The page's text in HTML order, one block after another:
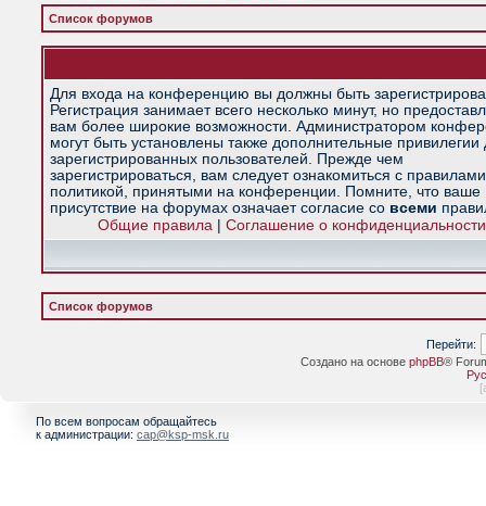
Список форумов
Для входа на конференцию вы должны быть
Регистрация занимает всего несколько минут, но
вам более широкие возможности. Администратором
могут быть установлены также дополнительные привилегии
зарегистрированных пользователей. Прежде чем
зарегистрироваться, вам следует ознакомиться с
политикой, принятыми на конференции. Помните, что ваше
присутствие на форумах означает согласие со всеми
Общие правила| Соглашение о конфиденциальности
Список форумов
Перейти:
Создано на основе phpBB®
[
По всем вопросам обращайтесь
к администрации: cap@ksp-msk.ru